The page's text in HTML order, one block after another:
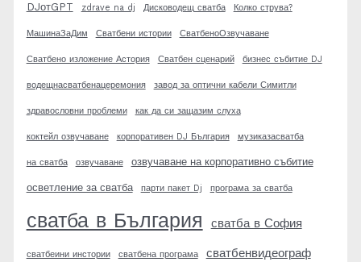
DJотGPT zdrave na dj Дисководещ сватба Колко струва?
МашинаЗаДим Сватбени истории СватбеноОзвучаване
Сватбено изложение Астория Сватбен сценарий бизнес събитие DJ
водещнасватбенацеремония завод за оптични кабели Симитли
здравословни проблеми как да си защазим слуха
коктейл озвучаване корпоративен DJ България музиказасватба
на сватба озвучаване озвучаване на корпоративно събитие
осветление за сватба парти пакет Dj програма за сватба
сватба в България сватба в София
сватбеини инстории сватбена програма сватбенвидеограф